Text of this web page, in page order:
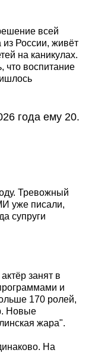
всей
из России, живёт
на каникулах.
что воспитание
года ему 20.
Тревожный
уже писали,
супруги
занят в
и
170 ролей,
Новые
жара".
На